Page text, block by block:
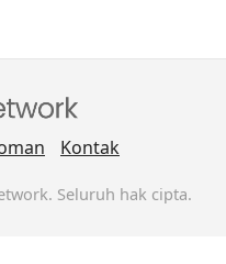
Kontak
Seluruh hak cipta.